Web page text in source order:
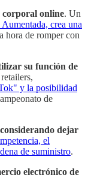
corporal online. Un
crea una
hora de romper con
su función de
y la posibilidad
de
dejar
el
de suministro.
electrónico de